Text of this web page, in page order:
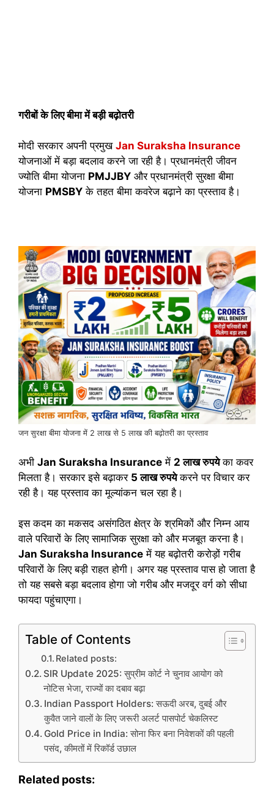
गरीबों के लिए बीमा में बड़ी बढ़ोतरी
मोदी सरकार अपनी प्रमुख Jan Suraksha Insurance
योजनाओं में बड़ा बदलाव करने जा रही है। प्रधानमंत्री जीवन
ज्योति बीमा योजना PMJJBY और प्रधानमंत्री सुरक्षा बीमा
योजना PMSBY के तहत बीमा कवरेज बढ़ाने का प्रस्ताव है।
जन सुरक्षा बीमा योजना में 2 लाख से 5 लाख की बढ़ोतरी का प्रस्ताव
अभी Jan Suraksha Insurance में 2 लाख रुपयेका कवर
मिलता है। सरकार इसे बढ़ाकर 5 लाख रुपयेकरने पर विचार कर
रही है। यह प्रस्ताव का मूल्यांकन चल रहा है।
इस कदम का मकसद असंगठित क्षेत्र के श्रमिकों और निम्न आय
वाले परिवारों के लिए सामाजिक सुरक्षा को और मजबूत करना है।
Jan Suraksha Insurance में यह बढ़ोतरी करोड़ों गरीब
परिवारों के लिए बड़ी राहत होगी। अगर यह प्रस्ताव पास हो जाता है
तो यह सबसे बड़ा बदलाव होगा जो गरीब और मजदूर वर्ग को सीधा
फायदा पहुंचाएगा।
Table of Contents
Related posts:
SIR Update 2025: सुप्रीम कोर्ट ने चुनाव आयोग को
नोटिस भेजा, राज्यों का दबाव बढ़ा
Indian Passport Holders: सऊदी अरब, दुबई और
कुवैत जाने वालों के लिए जरूरी अलर्ट पासपोर्ट चेकलिस्ट
Gold Price in India: सोना फिर बना निवेशकों की पहली
पसंद, कीमतों में रिकॉर्ड उछाल
Related posts: